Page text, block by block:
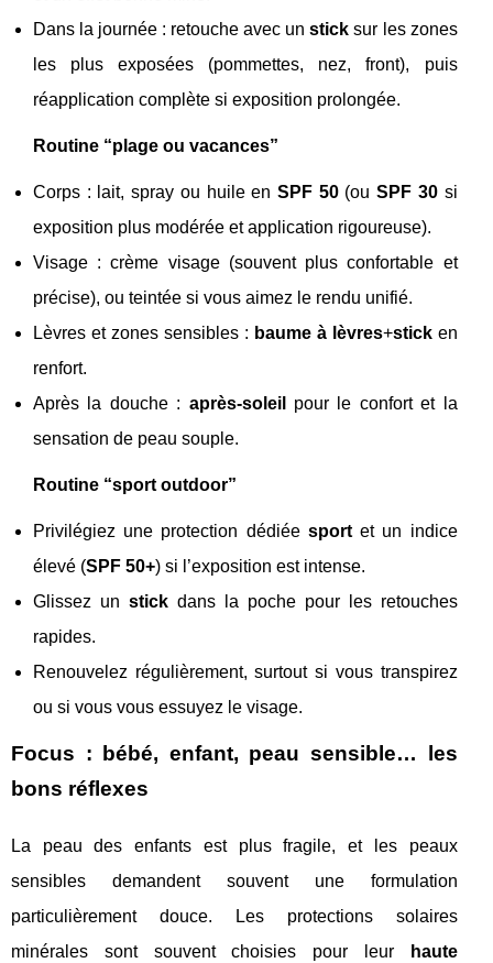
Dans la journée : retouche avec unstick sur les zones
les plus exposées (pommettes, nez, front), puis
réapplication complète si exposition prolongée.
Routine “plage ou vacances”
Corps : lait, spray ou huile enSPF 50(ouSPF 30si
exposition plus modérée et application rigoureuse).
Visage : crème visage (souvent plus confortable et
précise), ou teintée si vous aimez le rendu unifié.
Lèvres et zones sensibles : baume à lèvres+sticken
renfort.
Après la douche : après-soleil
pour le confort et la
sensation de peau souple.
Routine “sport outdoor”
Privilégiez une protection dédiée sportet un indice
élevé (SPF 50+) si l’exposition est intense.
Glissez un stickdans la poche pour les retouches
rapides.
Renouvelez régulièrement, surtout si vous transpirez
ou si vous vous essuyez le visage.
Focus : bébé, enfant, peau sensible… les
bons réflexes
La peau des enfants est plus fragile, et les peaux
sensibles demandent souvent une formulation
particulièrement douce. Les protections solaires
minérales sont souvent choisies pour leur
haute